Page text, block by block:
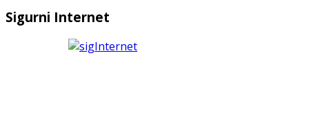
Sigurni Internet